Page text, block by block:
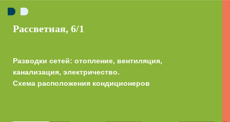
Рассветная, 6/1
Разводки сетей: отопление, вентиляция,
канализация, электричество.
Схема расположения кондиционеров